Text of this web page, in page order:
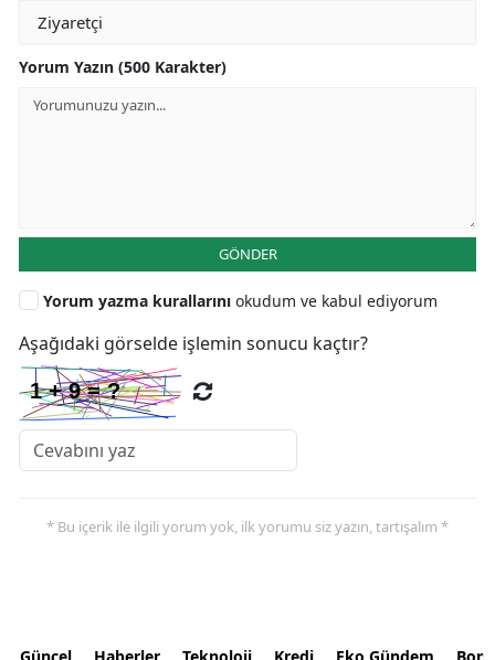
Yorum Yazın (500 Karakter)
GÖNDER
Yorum yazma kurallarını okudum ve kabul ediyorum
Aşağıdaki görselde işlemin sonucu kaçtır?
* Bu içerik ile ilgili yorum yok, ilk yorumu siz yazın, tartışalım *